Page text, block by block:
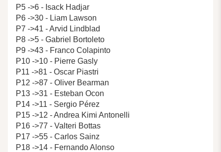
P5 ->6 - Isack Hadjar
P6 ->30 - Liam Lawson
P7 ->41 - Arvid Lindblad
P8 ->5 - Gabriel Bortoleto
P9 ->43 - Franco Colapinto
P10 ->10 - Pierre Gasly
P11 ->81 - Oscar Piastri
P12 ->87 - Oliver Bearman
P13 ->31 - Esteban Ocon
P14 ->11 - Sergio Pérez
P15 ->12 - Andrea Kimi Antonelli
P16 ->77 - Valteri Bottas
P17 ->55 - Carlos Sainz
P18 ->14 - Fernando Alonso